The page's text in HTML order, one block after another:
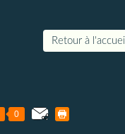
Retour à l'accueil
0